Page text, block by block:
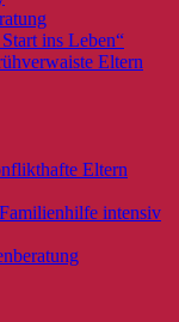
ins Leben“
Eltern
Eltern
intensiv